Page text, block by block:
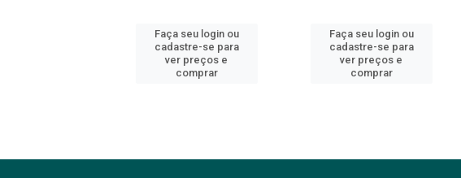
Faça seu login ou
cadastre-se para
ver preços e
comprar
Faça seu login ou
cadastre-se para
ver preços e
comprar